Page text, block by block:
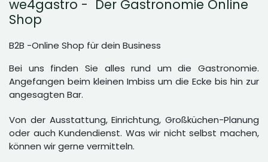
we4gastro - Der Gastronomie Online
Shop
B2B -Online Shop für dein Business
Bei uns finden Sie alles rund um die Gastronomie.
Angefangen beim kleinen Imbiss um die Ecke bis hin zur
angesagten Bar.
Von der Ausstattung, Einrichtung, Großküchen-Planung
oder auch Kundendienst. Was wir nicht selbst machen,
können wir gerne vermitteln.